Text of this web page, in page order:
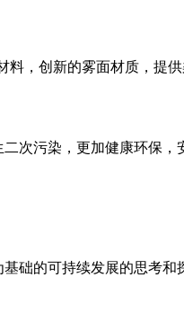
，创新的雾面材质，提
次污染，更加健康环保
础的可持续发展的思考